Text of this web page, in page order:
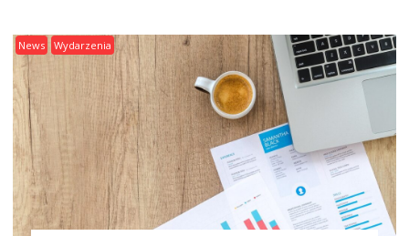
News Wydarzenia